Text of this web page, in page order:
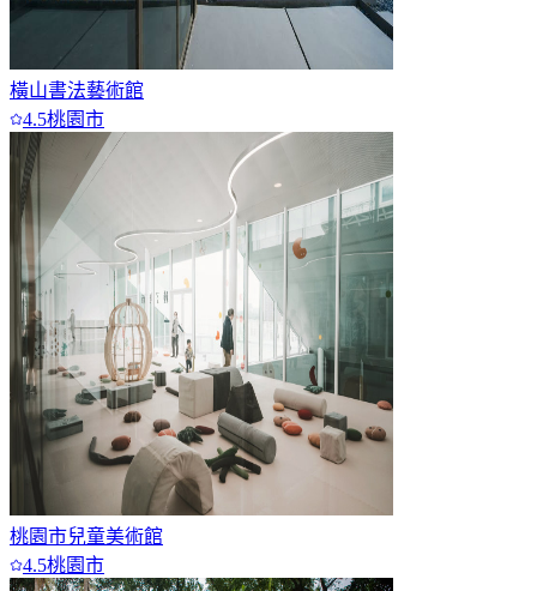
橫山書法藝術館
4.5桃園市
桃園市兒童美術館
4.5桃園市